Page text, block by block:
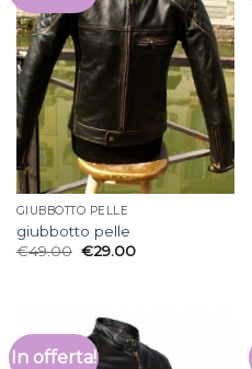
GIUBBOTTO PELLE
giubbotto pelle
€49.00 €29.00
In offerta!